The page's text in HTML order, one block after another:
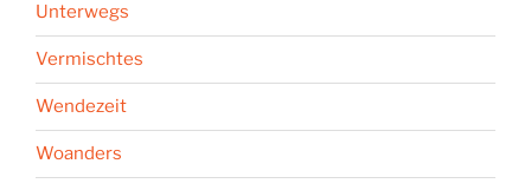
Unterwegs
Vermischtes
Wendezeit
Woanders